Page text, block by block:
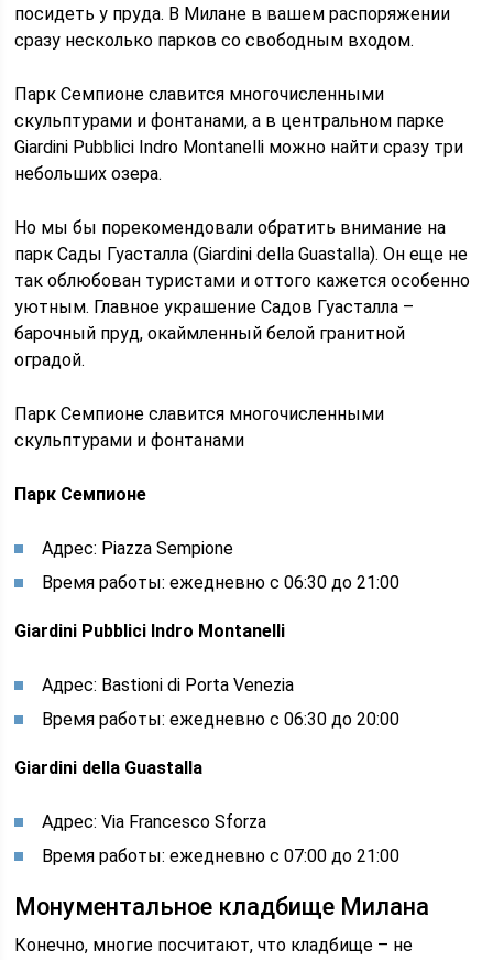
посидеть у пруда. В Милане в вашем распоряжении
сразу несколько парков со свободным входом.
Парк Семпионе славится многочисленными
скульптурами и фонтанами, а в центральном парке
Giardini Pubblici Indro Montanelli можно найти сразу три
небольших озера.
Но мы бы порекомендовали обратить внимание на
парк Сады Гуасталла (Giardini della Guastalla). Он еще не
так облюбован туристами и оттого кажется особенно
уютным. Главное украшение Садов Гуасталла –
барочный пруд, окаймленный белой гранитной
оградой.
Парк Семпионе славится многочисленными
скульптурами и фонтанами
Парк Семпионе
Адрес: Piazza Sempione
Время работы: ежедневно с 06:30 до 21:00
Giardini Pubblici Indro Montanelli
Адрес: Bastioni di Porta Venezia
Время работы: ежедневно с 06:30 до 20:00
Giardini della Guastalla
Адрес: Via Francesco Sforza
Время работы: ежедневно с 07:00 до 21:00
Монументальное кладбище Милана
Конечно, многие посчитают, что кладбище – не